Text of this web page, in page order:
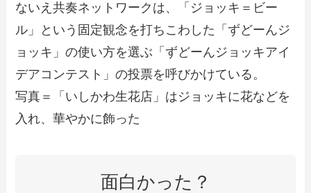
ないえ共奏ネットワークは、「ジョッキ＝ビー
ル」という固定観念を打ちこわした「ずどーんジ
ョッキ」の使い方を選ぶ「ずどーんジョッキアイ
デアコンテスト」の投票を呼びかけている。
写真＝「いしかわ生花店」はジョッキに花などを
入れ、華やかに飾った
面白かった？